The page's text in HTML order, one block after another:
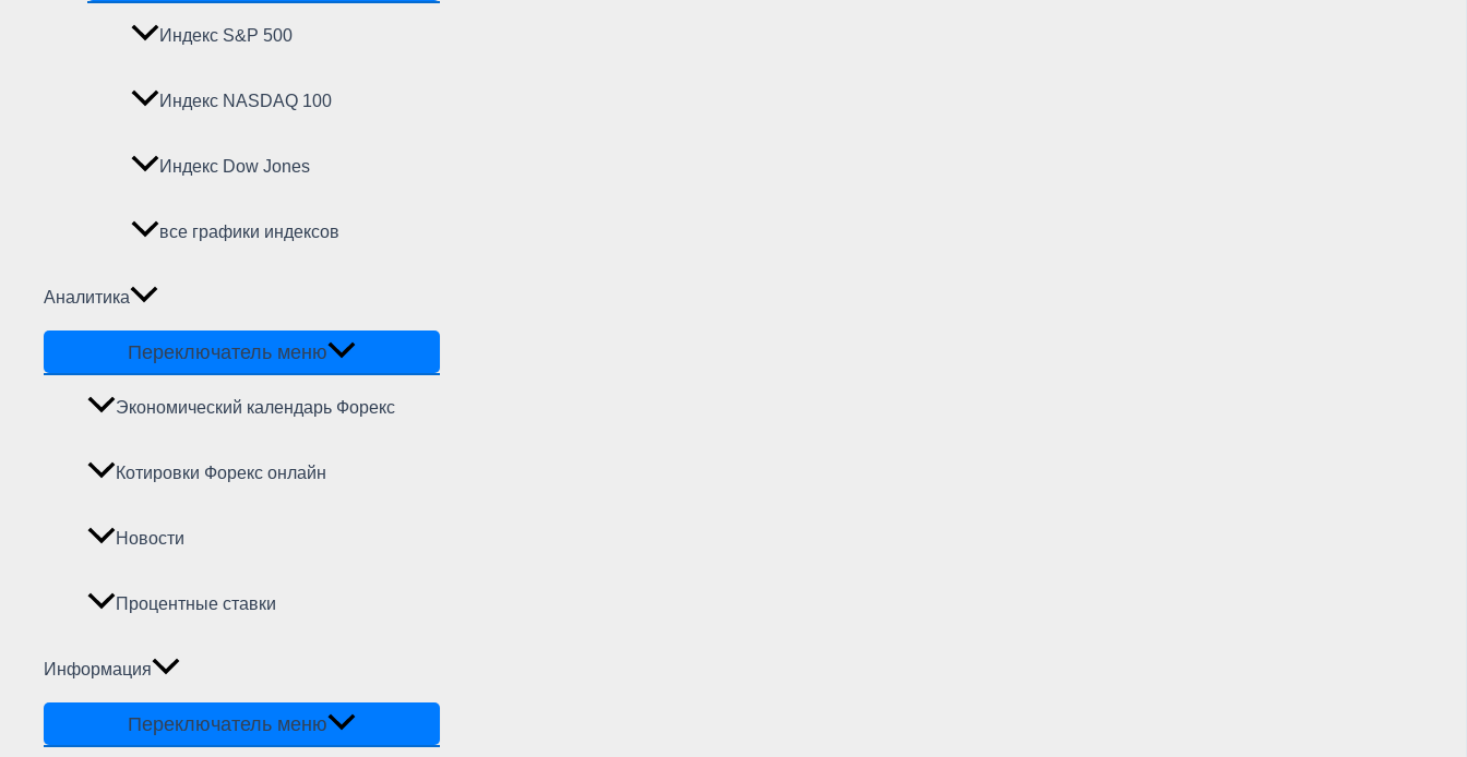
Индекс S&P 500
Индекс NASDAQ 100
Индекс Dow Jones
все графики индексов
Аналитика
Переключатель меню
Экономический календарь Форекс
Котировки Форекс онлайн
Новости
Процентные ставки
Информация
Переключатель меню